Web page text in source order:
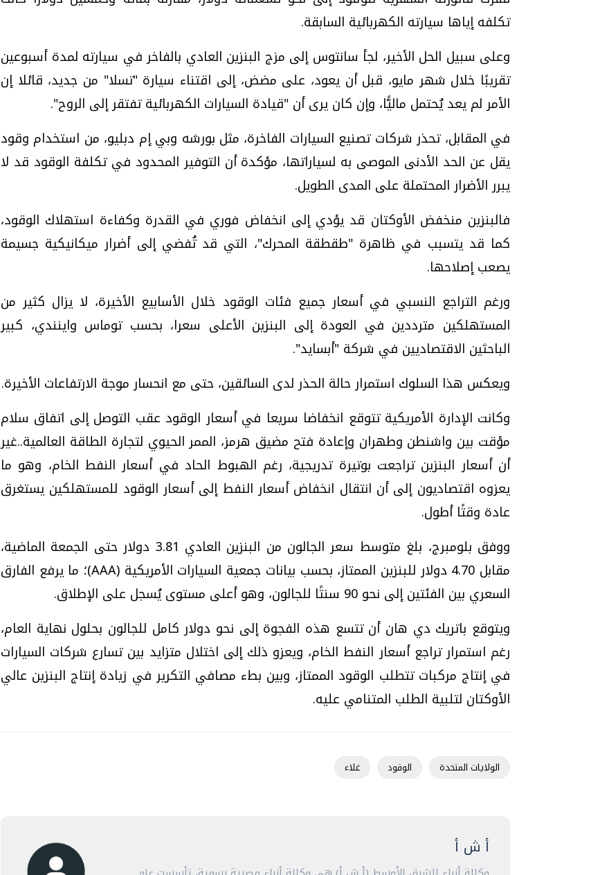
تكلفه إياها سيارته الكهربائية السابقة.
وعلى سبيل الحل الأخير، لجأ سانتوس إلى مزج البنزين العادي بالفاخر في سيارته لمدة أسبوعين
تقريبًا خلال شهر مايو، قبل أن يعود، على مضض، إلى اقتناء سيارة "تسلا" من جديد، قائلا إن
الأمر لم يعد يُحتمل ماليًّا، وإن كان يرى أن "قيادة السيارات الكهربائية تفتقر إلى الروح".
في المقابل، تحذر شركات تصنيع السيارات الفاخرة، مثل بورشه وبي إم دبليو، من استخدام وقود
يقل عن الحد الأدنى الموصى به لسياراتها، مؤكدة أن التوفير المحدود في تكلفة الوقود قد لا
يبرر الأضرار المحتملة على المدى الطويل.
فالبنزين منخفض الأوكتان قد يؤدي إلى انخفاض فوري في القدرة وكفاءة استهلاك الوقود،
كما قد يتسبب في ظاهرة "طقطقة المحرك"، التي قد تُفضي إلى أضرار ميكانيكية جسيمة
يصعب إصلاحها.
ورغم التراجع النسبي في أسعار جميع فئات الوقود خلال الأسابيع الأخيرة، لا يزال كثير من
المستهلكين مترددين في العودة إلى البنزين الأعلى سعرا، بحسب توماس واينندي، كبير
الباحثين الاقتصاديين في شركة "أبسايد".
ويعكس هذا السلوك استمرار حالة الحذر لدى السائقين، حتى مع انحسار موجة الارتفاعات الأخيرة.
وكانت الإدارة الأمريكية تتوقع انخفاضا سريعا في أسعار الوقود عقب التوصل إلى اتفاق سلام
مؤقت بين واشنطن وطهران وإعادة فتح مضيق هرمز، الممر الحيوي لتجارة الطاقة العالمية..غير
أن أسعار البنزين تراجعت بوتيرة تدريجية، رغم الهبوط الحاد في أسعار النفط الخام، وهو ما
يعزوه اقتصاديون إلى أن انتقال انخفاض أسعار النفط إلى أسعار الوقود للمستهلكين يستغرق
عادة وقتًا أطول.
ووفق بلومبرج، بلغ متوسط سعر الجالون من البنزين العادي 3.81 دولار حتى الجمعة الماضية،
مقابل 4.70 دولار للبنزين الممتاز، بحسب بيانات جمعية السيارات الأمريكية (AAA)؛ ما يرفع الفارق
السعري بين الفئتين إلى نحو 90 سنتًا للجالون، وهو أعلى مستوى يُسجل على الإطلاق.
ويتوقع باتريك دي هان أن تتسع هذه الفجوة إلى نحو دولار كامل للجالون بحلول نهاية العام،
رغم استمرار تراجع أسعار النفط الخام، ويعزو ذلك إلى اختلال متزايد بين تسارع شركات السيارات
في إنتاج مركبات تتطلب الوقود الممتاز، وبين بطء مصافي التكرير في زيادة إنتاج البنزين عالي
الأوكتان لتلبية الطلب المتنامي عليه.
الولايات المتحدة الوقود غلاء
أ ش أ